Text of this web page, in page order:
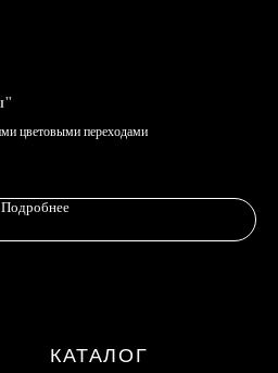
цветовыми переходами
Подробнее